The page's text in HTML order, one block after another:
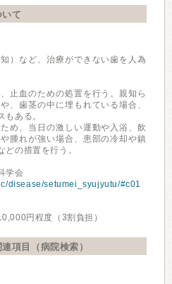
て
）など、治療ができない歯を人為
止血のための処置を行う。親知ら
、歯茎の中に埋もれている場合、
ある。
め、当日の激しい運動や入浴、飲
腫れが強い場合、患部の冷却や鎮
の措置を行う。
学会
disease/setumei_syujyutu/#c01
円程度（3割負担）
項目（病院検索）